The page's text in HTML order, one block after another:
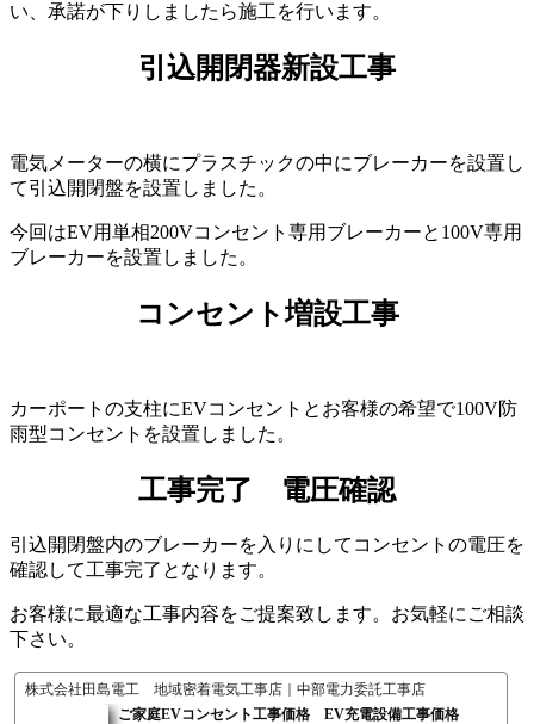
い、承諾が下りしましたら施工を行います。
引込開閉器新設工事
電気メーターの横にプラスチックの中にブレーカーを設置し
て引込開閉盤を設置しました。
今回はEV用単相200Vコンセント専用ブレーカーと100V専用
ブレーカーを設置しました。
コンセント増設工事
カーポートの支柱にEVコンセントとお客様の希望で100V防
雨型コンセントを設置しました。
工事完了 電圧確認
引込開閉盤内のブレーカーを入りにしてコンセントの電圧を
確認して工事完了となります。
お客様に最適な工事内容をご提案致します。お気軽にご相談
下さい。
株式会社田島電工 地域密着電気工事店｜中部電力委託工事店
ご家庭EVコンセント工事価格 EV充電設備工事価格